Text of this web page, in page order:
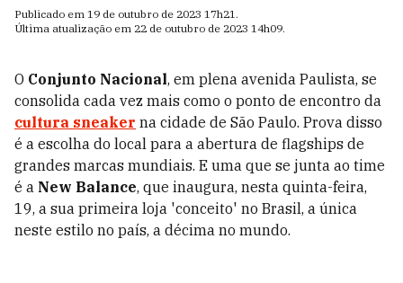
Publicado em 19 de outubro de 2023 17h21.
Última atualização em 22 de outubro de 2023 14h09.
O Conjunto Nacional, em plena avenida Paulista, se
consolida cada vez mais como o ponto de encontro da
cultura sneaker na cidade de São Paulo. Prova disso
é a escolha do local para a abertura de flagships de
grandes marcas mundiais. E uma que se junta ao time
é a New Balance, que inaugura, nesta quinta-feira,
19, a sua primeira loja 'conceito' no Brasil, a única
neste estilo no país, a décima no mundo.